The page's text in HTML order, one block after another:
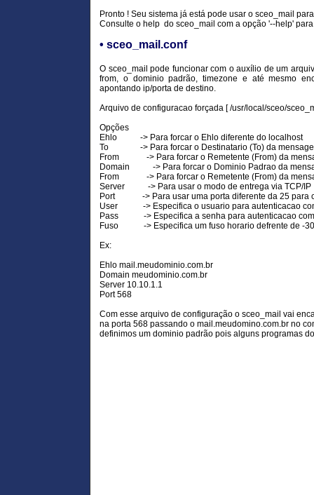
Pronto ! Seu sistema já está pode usar o sceo_mail
Consulte o help do sceo_mail com a opção '--help'
• sceo_mail.conf
O sceo_mail pode funcionar com o auxílio de um
from, o dominio padrão, timezone e até mesmo
apontando ip/porta de destino.
Arquivo de configuracao forçada [ /usr/local/sceo/
Opções
Ehlo -> Para forcar o Ehlo diferente do localhost
To -> Para forcar o Destinatario (To) da
From -> Para forcar o Remetente (From) da
Domain -> Para forcar o Dominio Padrao da
From -> Para forcar o Remetente (From) da
Server -> Para usar o modo de entrega via TCP/IP
Port -> Para usar uma porta diferente da 25 para
User -> Especifica o usuario para autenticacao
Pass -> Especifica a senha para autenticacao com
Fuso -> Especifica um fuso horario defrente de -
Ex:
Ehlo mail.meudominio.com.br
Domain meudominio.com.br
Server 10.10.1.1
Port 568
Com esse arquivo de configuração o sceo_mail vai
na porta 568 passando o mail.meudomino.com.br no
definimos um dominio padrão pois alguns programas